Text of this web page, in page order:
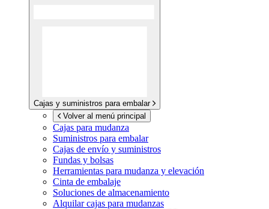
Cajas y suministros para embalar
Volver al menú principal
Cajas para mudanza
Suministros para embalar
Cajas de envío y suministros
Fundas y bolsas
Herramientas para mudanza y elevación
Cinta de embalaje
Soluciones de almacenamiento
Alquilar cajas para mudanzas